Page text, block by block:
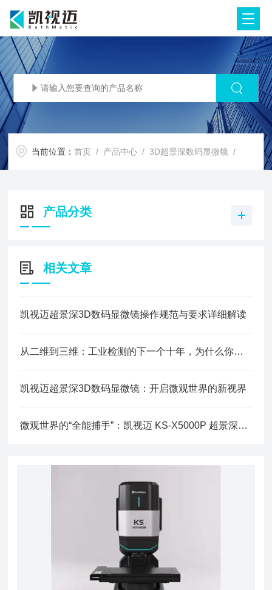
当前位置：首页 / 产品中心 /3D超景深数码显微镜 /
产品分类
相关文章
凯视迈超景深3D数码显微镜操作规范与要求详细解读
从二维到三维：工业检测的下一个十年，为什么你需要一台真正的三维显微镜？
凯视迈超景深3D数码显微镜：开启微观世界的新视界
微观世界的“全能捕手”：凯视迈 KS-X5000P 超景深3D显微系统深度解析